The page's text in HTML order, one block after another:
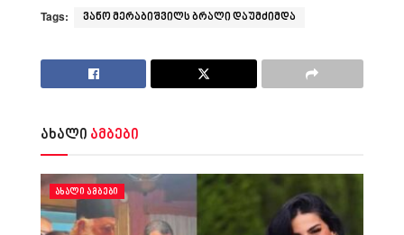
Tags: ვანო მერაბიშვილს ბრალი დაუმძიმდა
ახალი ამბები
ᲐᲮᲐᲚᲘ ᲐᲛᲑᲔᲑᲘ